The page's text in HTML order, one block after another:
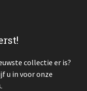
collectie er is?
u in voor onze